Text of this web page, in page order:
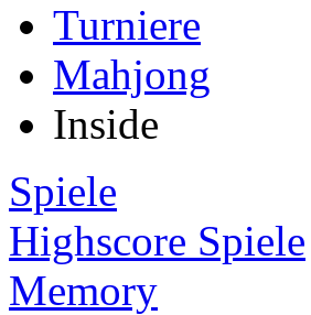
Turniere
Mahjong
Inside
Spiele
Highscore Spiele
Memory